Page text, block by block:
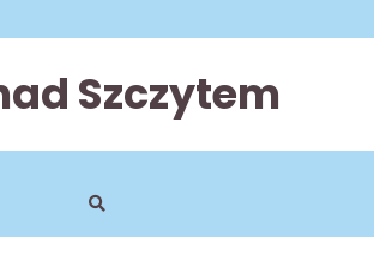
Szczytem